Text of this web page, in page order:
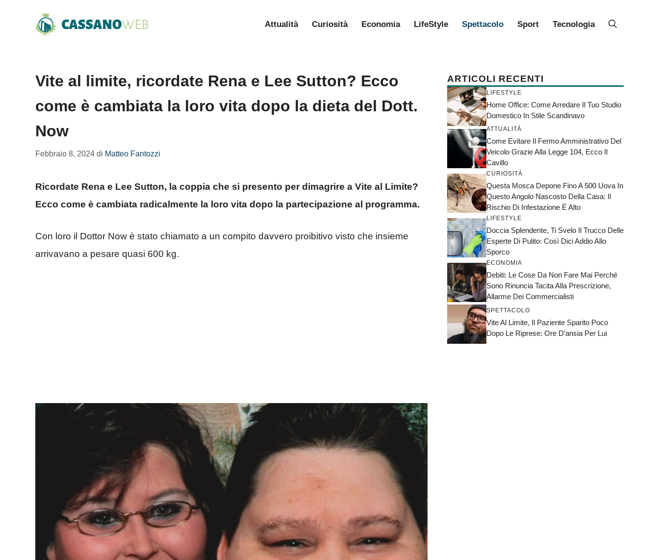
Attualità Curiosità Economia LifeStyle Spettacolo Sport Tecnologia
Vite al limite, ricordate Rena e Lee Sutton? Ecco
come è cambiata la loro vita dopo la dieta del Dott.
Now
Febbraio 8, 2024 di Matteo Fantozzi
Ricordate Rena e Lee Sutton, la coppia che si presento per dimagrire a Vite al Limite?
Ecco come è cambiata radicalmente la loro vita dopo la partecipazione al programma.
Con loro il Dottor Now è stato chiamato a un compito davvero proibitivo visto che insieme
arrivavano a pesare quasi 600 kg.
ARTICOLI RECENTI
LIFESTYLE
Home Office: Come Arredare Il Tuo Studio
Domestico In Stile Scandinavo
ATTUALITÀ
Come Evitare Il Fermo Amministrativo Del
Veicolo Grazie Alla Legge 104, Ecco Il
Cavillo
CURIOSITÀ
Questa Mosca Depone Fino A 500 Uova In
Questo Angolo Nascosto Della Casa: Il
Rischio Di Infestazione È Alto
LIFESTYLE
Doccia Splendente, Ti Svelo Il Trucco Delle
Esperte Di Pulito: Così Dici Addio Allo
Sporco
ECONOMIA
Debiti: Le Cose Da Non Fare Mai Perché
Sono Rinuncia Tacita Alla Prescrizione,
Allarme Dei Commercialisti
SPETTACOLO
Vite Al Limite, Il Paziente Sparito Poco
Dopo Le Riprese: Ore D’ansia Per Lui